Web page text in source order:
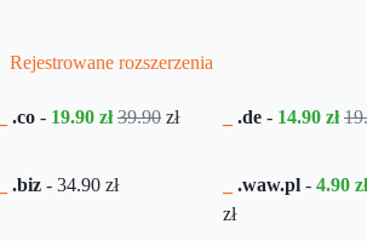
Rejestrowane rozszerzenia
.co - 19.90 zł 39.90 zł .de - 14.90 zł
.biz - 34.90 zł .waw.pl - 4.90 zł
zł